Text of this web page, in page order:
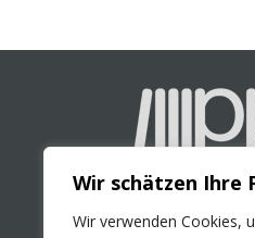
Wir schätzen Ihre
Wir verwenden Cookies,
PLURAL